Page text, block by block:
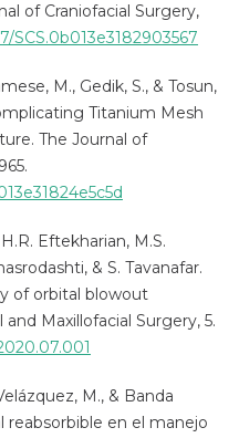
of Craniofacial Surgery,
SCS.0b013e3182903567
M., Gedik, S., & Tosun,
Titanium Mesh
The Journal of
Eftekharian, M.S.
& S. Tavanafar.
of orbital blowout
Maxillofacial Surgery, 5.
M., & Banda
reabsorbible en el manejo